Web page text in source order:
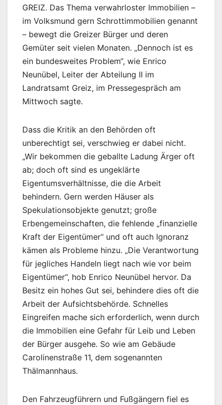
GREIZ. Das Thema verwahrloster Immobilien –
im Volksmund gern Schrottimmobilien genannt
– bewegt die Greizer Bürger und deren
Gemüter seit vielen Monaten. „Dennoch ist es
ein bundesweites Problem“, wie Enrico
Neunübel, Leiter der Abteilung II im
Landratsamt Greiz, im Pressegespräch am
Mittwoch sagte.
Dass die Kritik an den Behörden oft
unberechtigt sei, verschwieg er dabei nicht.
„Wir bekommen die geballte Ladung Ärger oft
ab; doch oft sind es ungeklärte
Eigentumsverhältnisse, die die Arbeit
behindern. Gern werden Häuser als
Spekulationsobjekte genutzt; große
Erbengemeinschaften, die fehlende „finanzielle
Kraft der Eigentümer“ und oft auch Ignoranz
kämen als Probleme hinzu. „Die Verantwortung
für jegliches Handeln liegt nach wie vor beim
Eigentümer“, hob Enrico Neunübel hervor. Da
Besitz ein hohes Gut sei, behindere dies oft die
Arbeit der Aufsichtsbehörde. Schnelles
Eingreifen mache sich erforderlich, wenn durch
die Immobilien eine Gefahr für Leib und Leben
der Bürger ausgehe. So wie am Gebäude
Carolinenstraße 11, dem sogenannten
Thälmannhaus.
Den Fahrzeugführern und Fußgängern fiel es